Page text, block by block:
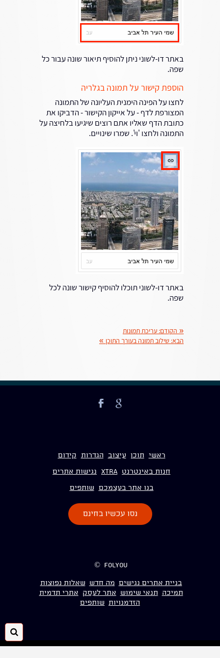
באתר דו-לשוני ניתן להוסיף תיאור שונה עבור כל
שפה.
הוספת קישור על תמונה בגלריה
לחצו על הפינה הימנית העליונה של התמונה
המצורפת לדף - על אייקון הקישור - הדביקו את
כתובת הדף שאליו אתם רוצים שיגיעו בלחיצה על
התמונה ולחצו 'וי'. שמרו שינויים.
באתר דו-לשוני תוכלו להוסיף קישור שונה לכל
שפה.
« הקודם: עריכת תמונות
הבא: שילוב תמונה בעורך התוכן »
ראשי תוכן עיצוב הגדרות קידום
חנות באינטרנט Xtra נגישות אתרים
בנו אתר בעצמכם שותפים
נסו עכשיו בחינם
folyou ©
בניית אתרים נגישים מה חדש שאלות נפוצות
תמיכה תנאי שימוש אתר לעסק אתרי תדמית
הזדמנויות שותפים